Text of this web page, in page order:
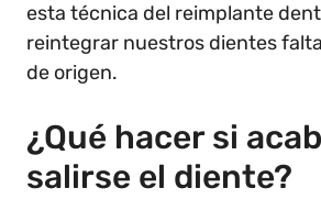
esta técnica del reimplante
reintegrar nuestros dientes
de origen.
¿Qué hacer si
salirse el diente?